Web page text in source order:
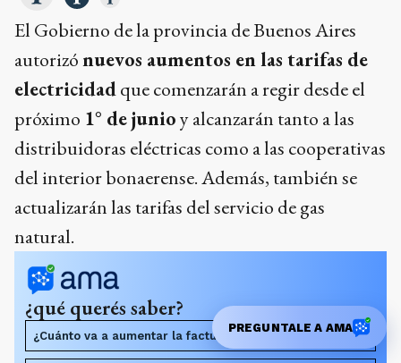
El Gobierno de la provincia de Buenos Aires
autorizónuevos aumentos en las tarifas de
electricidadque comenzarán a regir desde el
próximo 1° de junioy alcanzarán tanto a las
distribuidoras eléctricas como a las cooperativas
del interior bonaerense. Además, también se
actualizarán las tarifas del servicio de gas
natural.
¿qué querés saber?
¿Cuánto va a aumentar la factura de luz en junio?
PREGUNTALE A AMA